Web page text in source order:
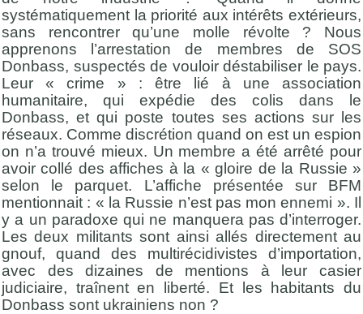
systématiquement la priorité aux intérêts extérieurs,
sans rencontrer qu’une molle révolte ? Nous
apprenons l’arrestation de membres de SOS
Donbass, suspectés de vouloir déstabiliser le pays.
Leur « crime » : être lié à une association
humanitaire, qui expédie des colis dans le
Donbass, et qui poste toutes ses actions sur les
réseaux. Comme discrétion quand on est un espion
on n’a trouvé mieux. Un membre a été arrêté pour
avoir collé des affiches à la « gloire de la Russie »
selon le parquet. L’affiche présentée sur BFM
mentionnait : « la Russie n’est pas mon ennemi ». Il
y a un paradoxe qui ne manquera pas d’interroger.
Les deux militants sont ainsi allés directement au
gnouf, quand des multirécidivistes d’importation,
avec des dizaines de mentions à leur casier
judiciaire, traînent en liberté. Et les habitants du
Donbass sont ukrainiens non ?